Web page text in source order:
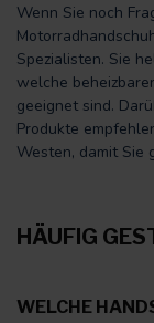
Wenn Sie noch
Spezialisten. Sie
welche
geeignet sind.
Produkte
Westen, damit Sie
HÄUFIG
WELCHE